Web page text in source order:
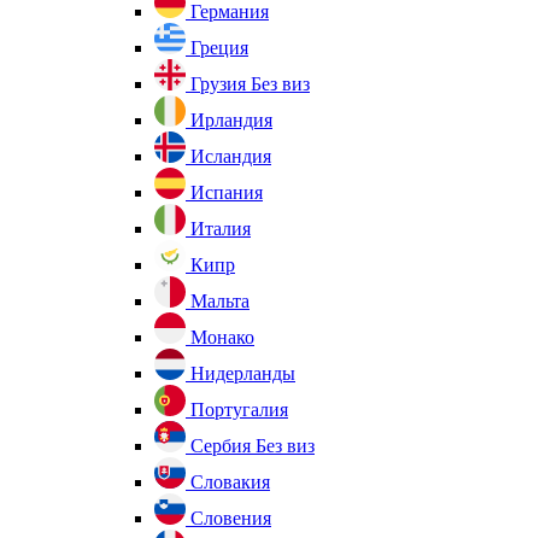
Германия
Греция
Грузия Без виз
Ирландия
Исландия
Испания
Италия
Кипр
Мальта
Монако
Нидерланды
Португалия
Сербия Без виз
Словакия
Словения